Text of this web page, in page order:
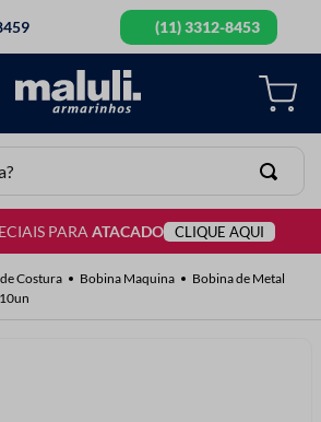
(11) 3312-8453
PARAATACADO CLIQUE AQUI
Costura Bobina Maquina
Bobina de Metal